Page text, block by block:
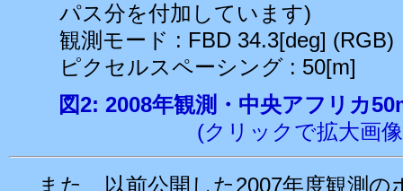
パス分を付加しています)
観測モード : FBD 34.3[deg] (RGB)
ピクセルスペーシング : 50[m]
図2: 2008年観測・中央アフリカ
(クリックで拡大画
また、以前公開した2007年度観測